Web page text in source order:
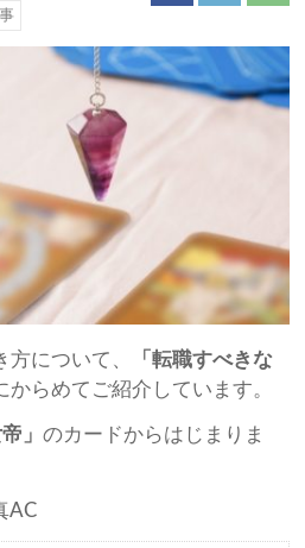
について、
「転職すべきな
からめてご紹介しています。
帝」のカードからはじまりま
AC